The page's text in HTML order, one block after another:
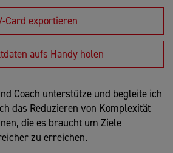
Card exportieren
aufs Handy holen
Coach unterstütze und begleite ich
das Reduzieren von Komplexität
die es braucht um Ziele
zu erreichen.